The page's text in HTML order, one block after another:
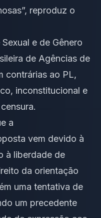
reproduz o
e de Gênero
de Agências de
contrárias ao PL,
inconstitucional e
a
vem devido à
à liberdade de
da orientação
uma tentativa de
um precedente